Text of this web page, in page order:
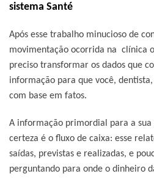
sistema Santé
Após esse trabalho minucioso de
movimentação ocorrida na clínica
preciso transformar os dados que
informação para que você,
com base em fatos.
A informação primordial para a
certeza é o fluxo de caixa: esse
saídas, previstas e realizadas, e
perguntando para onde o dinheiro